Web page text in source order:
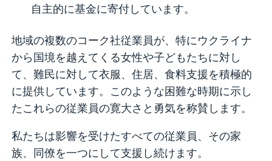
自主的に基金に寄付しています。
地域の複数のコーク社従業員が、特にウクライナ
から国境を越えてくる女性や子どもたちに対し
て、難民に対して衣服、住居、食料支援を積極的
に提供しています。このような困難な時期に示し
たこれらの従業員の寛大さと勇気を称賛します。
私たちは影響を受けたすべての従業員、その家
族、同僚を一つにして支援し続けます。